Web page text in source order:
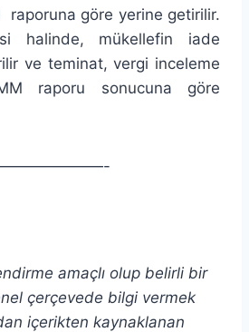
raporuna göre yerine getirilir.
halinde, mükellefin iade
ve teminat, vergi inceleme
raporu sonucuna göre
amaçlı olup belirli bir
çerçevede bilgi vermek
içerikten kaynaklanan